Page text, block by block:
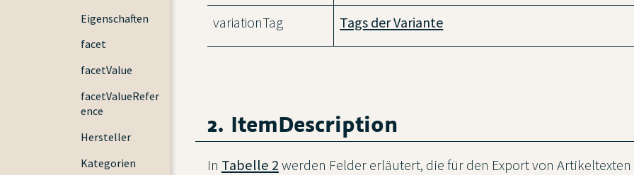
Eigenschaften
facet
facetValue
facetValueRefer
ence
Hersteller
Kategorien
variationTag Tags der Variante
2. ItemDescription
In Tabelle 2werden Felder erläutert, die für den Export von